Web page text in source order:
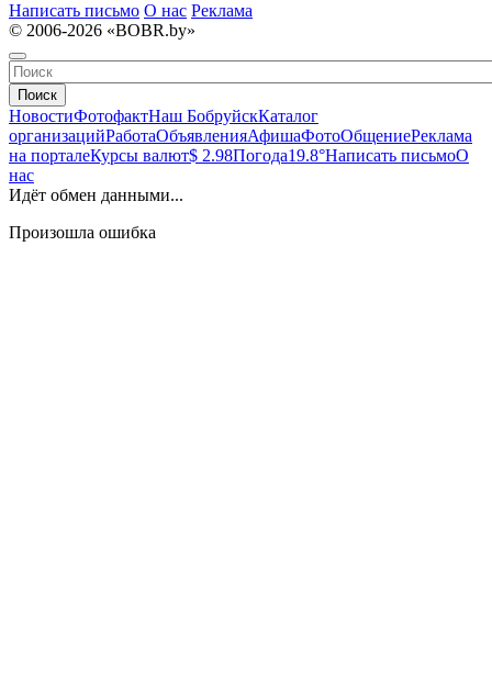
Написать письмо О нас Реклама
© 2006-2026 «BOBR.by»
Поиск
НовостиФотофактНаш БобруйскКаталог
организацийРаботаОбъявленияАфишаФотоОбщениеРеклама
на порталеКурсы валют$ 2.98Погода19.8°Написать письмоО
нас
Идёт обмен данными...
Произошла ошибка